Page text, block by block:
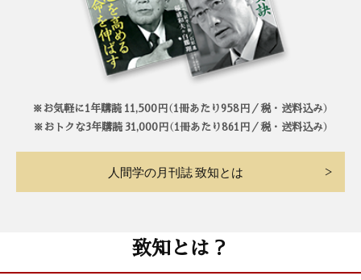
※お気軽に1年購読 11,500円（1冊あたり958円／税・送料込み）
※おトクな3年購読 31,000円（1冊あたり861円／税・送料込み）
人間学の月刊誌 致知とは
致知とは？